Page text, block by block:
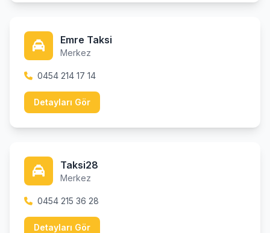
Emre Taksi
Merkez
0454 214 17 14
Detayları Gör
Taksi28
Merkez
0454 215 36 28
Detayları Gör